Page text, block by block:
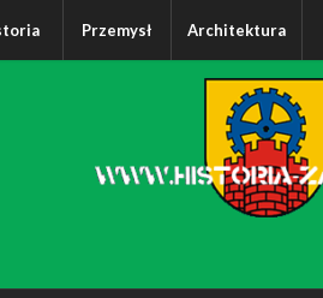
Przemysł Architektura